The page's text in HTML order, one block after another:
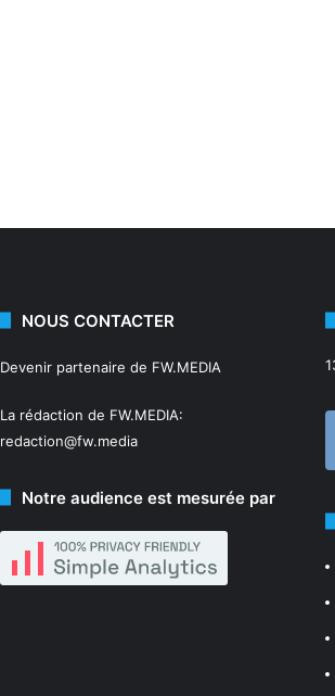
NOUS CONTACTER
Devenir partenaire de FW.MEDIA
La rédaction de FW.MEDIA:
redaction@fw.media
Notre audience est mesurée par